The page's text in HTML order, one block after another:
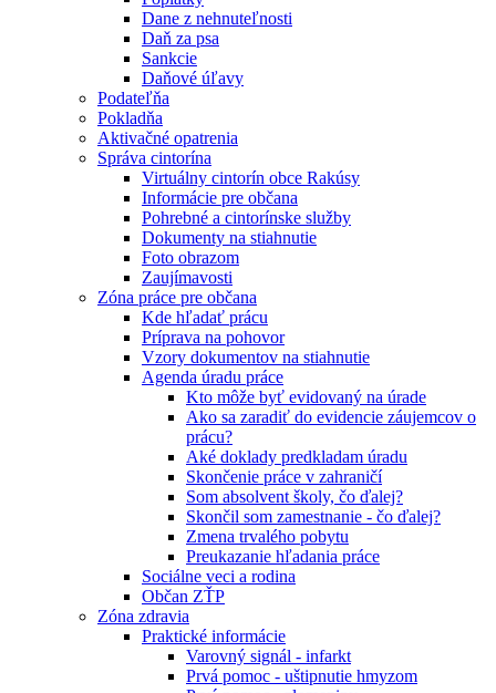
Dane z nehnuteľnosti
Daň za psa
Sankcie
Daňové úľavy
Podateľňa
Pokladňa
Aktivačné opatrenia
Správa cintorína
Virtuálny cintorín obce Rakúsy
Informácie pre občana
Pohrebné a cintorínske služby
Dokumenty na stiahnutie
Foto obrazom
Zaujímavosti
Zóna práce pre občana
Kde hľadať prácu
Príprava na pohovor
Vzory dokumentov na stiahnutie
Agenda úradu práce
Kto môže byť evidovaný na úrade
Ako sa zaradiť do evidencie záujemcov o
prácu?
Aké doklady predkladam úradu
Skončenie práce v zahraničí
Som absolvent školy, čo ďalej?
Skončil som zamestnanie - čo ďalej?
Zmena trvalého pobytu
Preukazanie hľadania práce
Sociálne veci a rodina
Občan ZŤP
Zóna zdravia
Praktické informácie
Varovný signál - infarkt
Prvá pomoc - uštipnutie hmyzom